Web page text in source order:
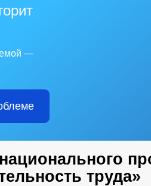
—
труда»